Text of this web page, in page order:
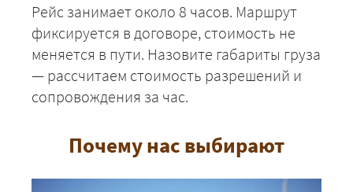
Рейс занимает около 8 часов. Маршрут
фиксируется в договоре, стоимость не
меняется в пути. Назовите габариты груза
— рассчитаем стоимость разрешений и
сопровождения за час.
Почему нас выбирают
ЗАКАЗАТЬ